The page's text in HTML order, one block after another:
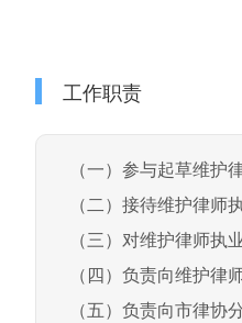
工作职责
（一）参与起草维护
（二）接待维护律师
（三）对维护律师
（四）负责向维护
（五）负责向市律协